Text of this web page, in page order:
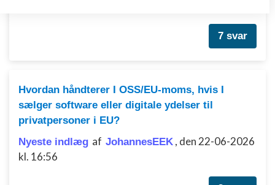
7 svar
Hvordan håndterer I OSS/EU-moms, hvis I
sælger software eller digitale ydelser til
privatpersoner i EU?
Nyeste indlæg af JohannesEEK , den 22-06-2026
kl. 16:56
Oprette profiler til tilpasset annoncering
Bruge profiler til at vælge tilpasset
annoncering
Oprette profiler for at tilpasse indhold